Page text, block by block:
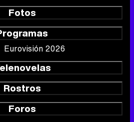
Fotos
Eurovisión 2026
Rostros
Foros